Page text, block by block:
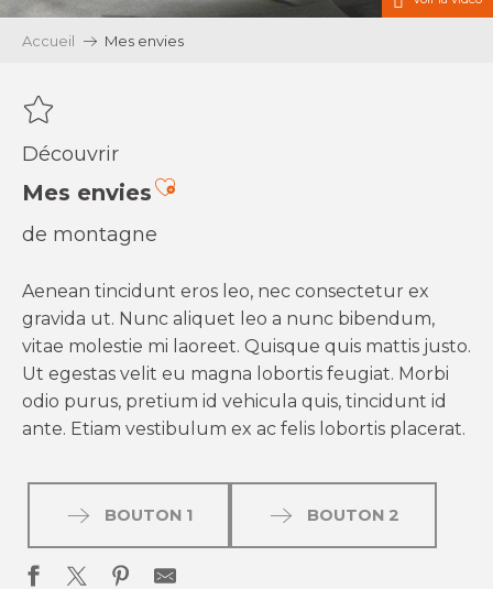
Accueil Mes envies
Découvrir
Mes enviesAjouter aux favoris
de montagne
Aenean tincidunt eros leo, nec consectetur ex
gravida ut. Nunc aliquet leo a nunc bibendum,
vitae molestie mi laoreet. Quisque quis mattis justo.
Ut egestas velit eu magna lobortis feugiat. Morbi
odio purus, pretium id vehicula quis, tincidunt id
ante. Etiam vestibulum ex ac felis lobortis placerat.
BOUTON 1 BOUTON 2